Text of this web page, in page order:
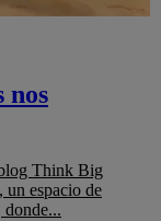
nos
Think Big
un espacio de
donde...